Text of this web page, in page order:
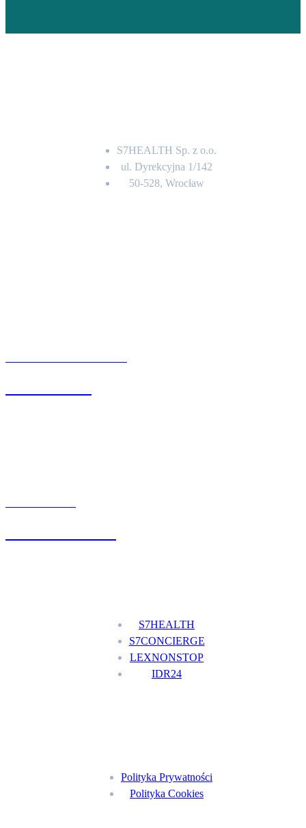
S7HEALTH Sp. z o.o.
ul. Dyrekcyjna 1/142
50-528, Wrocław
S7HEALTH
S7CONCIERGE
LEXNONSTOP
IDR24
Polityka Prywatności
Polityka Cookies